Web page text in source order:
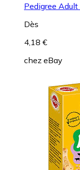
Pedigree
Dès
4,18 €
chez eBay